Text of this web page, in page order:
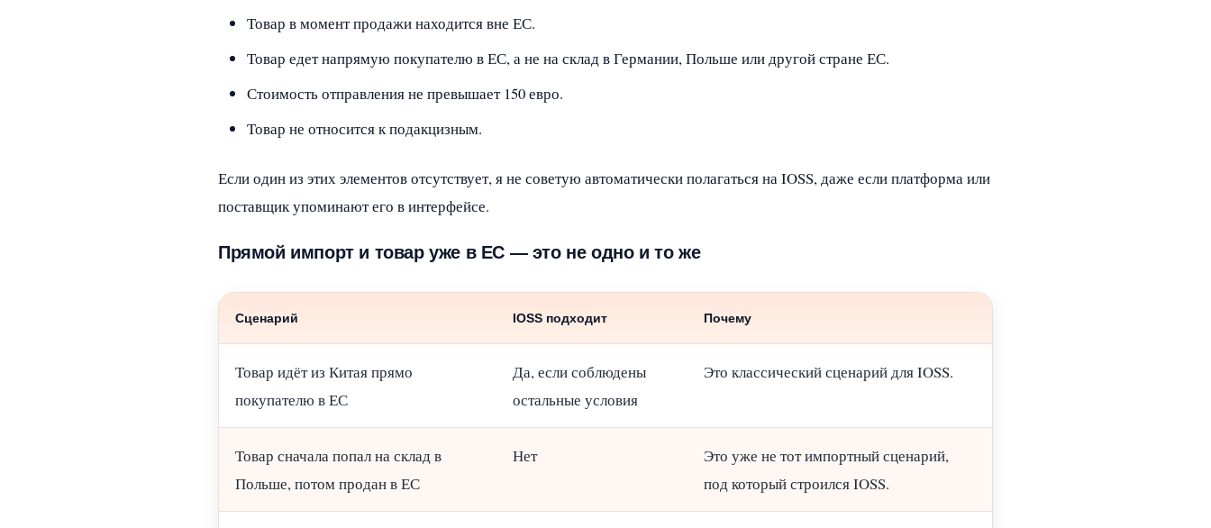
Товар в момент продажи находится вне ЕС.
Товар едет напрямую покупателю в ЕС, а не на склад в Германии, Польше или другой стране ЕС.
Стоимость отправления не превышает 150 евро.
Товар не относится к подакцизным.
Если один из этих элементов отсутствует, я не советую автоматически полагаться на IOSS, даже если платформа или
поставщик упоминают его в интерфейсе.
Прямой импорт и товар уже в ЕС — это не одно и то же
Сценарий IOSS подходит Почему
Товар идёт из Китая прямо
покупателю в ЕС
Да, если соблюдены
остальные условия
Это классический сценарий для IOSS.
Товар сначала попал на склад в
Польше, потом продан в ЕС
Нет
Это уже не тот импортный сценарий,
под который строился IOSS.